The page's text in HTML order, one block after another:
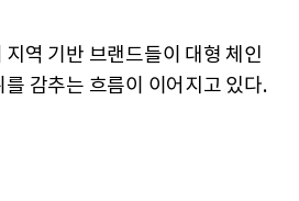
역 기반 브랜드들이 대형 체인
감추는 흐름이 이어지고 있다.